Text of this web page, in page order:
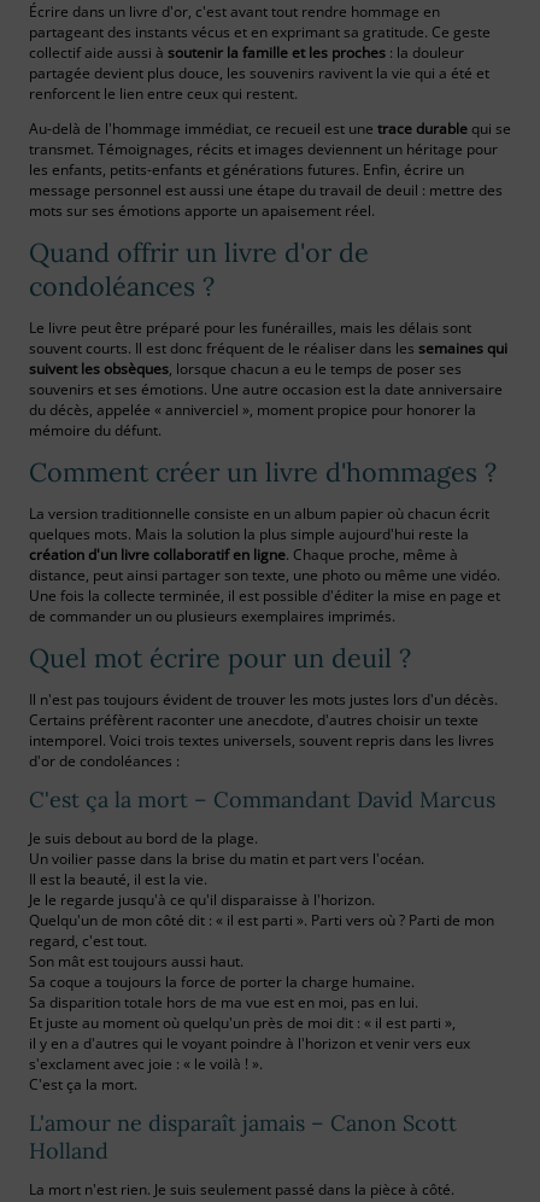
Écrire dans un livre d'or, c'est avant tout rendre hommage en
partageant des instants vécus et en exprimant sa gratitude. Ce geste
collectif aide aussi à soutenir la famille et les proches : la douleur
partagée devient plus douce, les souvenirs ravivent la vie qui a été et
renforcent le lien entre ceux qui restent.
Au-delà de l'hommage immédiat, ce recueil est une trace durable qui se
transmet. Témoignages, récits et images deviennent un héritage pour
les enfants, petits-enfants et générations futures. Enfin, écrire un
message personnel est aussi une étape du travail de deuil : mettre des
mots sur ses émotions apporte un apaisement réel.
Quand offrir un livre d'or de
condoléances ?
Le livre peut être préparé pour les funérailles, mais les délais sont
souvent courts. Il est donc fréquent de le réaliser dans les semaines qui
suivent les obsèques, lorsque chacun a eu le temps de poser ses
souvenirs et ses émotions. Une autre occasion est la date anniversaire
du décès, appelée « anniverciel », moment propice pour honorer la
mémoire du défunt.
Comment créer un livre d'hommages ?
La version traditionnelle consiste en un album papier où chacun écrit
quelques mots. Mais la solution la plus simple aujourd'hui reste la
création d'un livre collaboratif en ligne. Chaque proche, même à
distance, peut ainsi partager son texte, une photo ou même une vidéo.
Une fois la collecte terminée, il est possible d'éditer la mise en page et
de commander un ou plusieurs exemplaires imprimés.
Quel mot écrire pour un deuil ?
Il n'est pas toujours évident de trouver les mots justes lors d'un décès.
Certains préfèrent raconter une anecdote, d'autres choisir un texte
intemporel. Voici trois textes universels, souvent repris dans les livres
d'or de condoléances :
C'est ça la mort – Commandant David Marcus
Je suis debout au bord de la plage.
Un voilier passe dans la brise du matin et part vers l'océan.
Il est la beauté, il est la vie.
Je le regarde jusqu'à ce qu'il disparaisse à l'horizon.
Quelqu'un de mon côté dit : « il est parti ». Parti vers où ? Parti de mon
regard, c'est tout.
Son mât est toujours aussi haut.
Sa coque a toujours la force de porter la charge humaine.
Sa disparition totale hors de ma vue est en moi, pas en lui.
Et juste au moment où quelqu'un près de moi dit : « il est parti »,
il y en a d'autres qui le voyant poindre à l'horizon et venir vers eux
s'exclament avec joie : « le voilà ! ».
C'est ça la mort.
L'amour ne disparaît jamais – Canon Scott
Holland
La mort n'est rien. Je suis seulement passé dans la pièce à côté.